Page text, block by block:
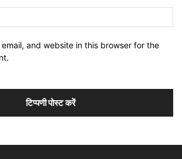
email, and website in this browser for the